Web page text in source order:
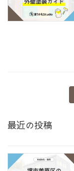
の
ー
最近の投稿